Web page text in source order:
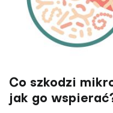
Co szkodzi
jak go